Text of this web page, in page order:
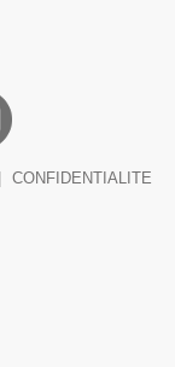
CONFIDENTIALITE